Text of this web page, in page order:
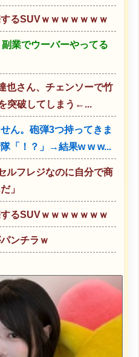
るSUVｗｗｗｗｗｗｗ
業でウーバーやってる
也さん、チェンソーで竹
突破してしまう←...
ん。砲弾3つ持ってきま
「！？」→結果w w w...
ルフレジなのに自分で商
」
るSUVｗｗｗｗｗｗｗ
ンチラｗ